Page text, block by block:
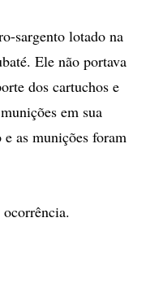
sargento lotado na
Ele não portava
dos cartuchos e
em sua
as munições foram